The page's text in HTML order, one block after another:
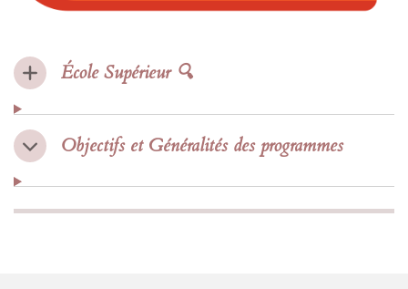
École Supérieur 🔍
Objectifs et Généralités des programmes